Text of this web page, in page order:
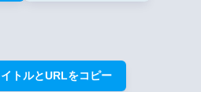
トルとURLをコピー